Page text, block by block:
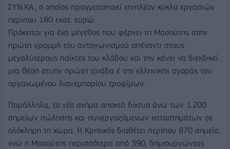
ΣΥΝ.ΚΑ., ο οποίος πραγματοποιεί επιπλέον κύκλο εργασιών
περίπου 180 εκατ. ευρώ.
Πρόκειται για ένα μέγεθος που φέρνει τη Μασούτης στην
πρώτη γραμμή του ανταγωνισμού απέναντι στους
μεγαλύτερους παίκτες του κλάδου και την κάνει να διεκδικεί
μια θέση στυην πρώτη τριάδα έ της ελληνικής αγοράς του
οργανωμένου λιανεμπορίου τροφίμων.
Παράλληλα, το νέο σχήμα αποκτά δίκτυο άνω των 1.200
σημείων πώλησης και συνεργαζόμενων καταστημάτων σε
ολόκληρη τη χώρα. Η Κρητικός διαθέτει περίπου 870 σημεία,
ενώ η Μασούτης περισσότερα από 390, δημιουργώντας